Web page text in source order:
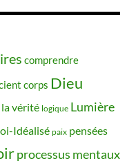
comprendre
corps Dieu
la vérité logique Lumière
Idéalisé paix pensées
processus mentaux